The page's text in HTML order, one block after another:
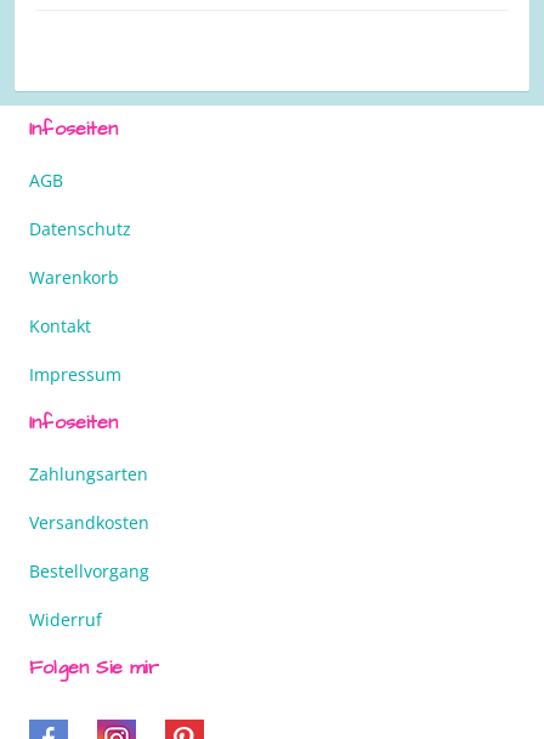
Infoseiten
AGB
Datenschutz
Warenkorb
Kontakt
Impressum
Infoseiten
Zahlungsarten
Versandkosten
Bestellvorgang
Widerruf
Folgen Sie mir